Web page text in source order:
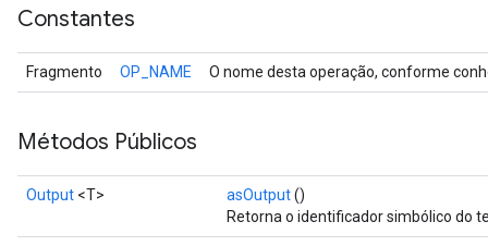
Constantes
Fragmento OP_NAME O nome desta operação, conforme
Métodos Públicos
Output <T> asOutput()
Retorna o identificador simbólico do